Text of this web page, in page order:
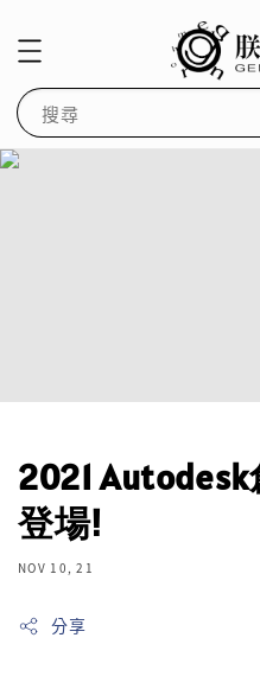
搜尋
2021
登場!
NOV 10, 21
分享